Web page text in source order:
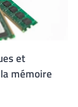
et
mémoire